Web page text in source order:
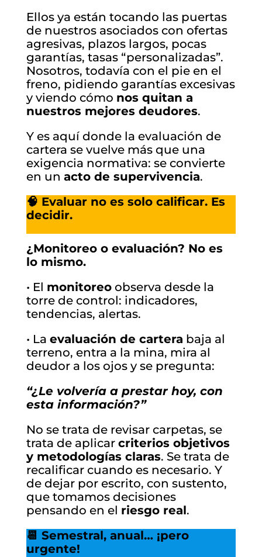
Ellos ya están tocando las puertas
de nuestros asociados con ofertas
agresivas, plazos largos, pocas
garantías, tasas “personalizadas”.
Nosotros, todavía con el pie en el
freno, pidiendo garantías excesivas
y viendo cómo nos quitan a
nuestros mejores deudores.
Y es aquí donde la evaluación de
cartera se vuelve más que una
exigencia normativa: se convierte
en un acto de supervivencia.
🧠 Evaluar no es solo calificar. Es
decidir.
¿Monitoreo o evaluación? No es
lo mismo.
• El monitoreoobserva desde la
torre de control: indicadores,
tendencias, alertas.
• La evaluación de cartera baja al
terreno, entra a la mina, mira al
deudor a los ojos y se pregunta:
“¿Le volvería a prestar hoy, con
esta información?”
No se trata de revisar carpetas, se
trata de aplicar criterios objetivos
y metodologías claras. Se trata de
recalificar cuando es necesario. Y
de dejar por escrito, con sustento,
que tomamos decisiones
pensando en el riesgo real.
📆 Semestral, anual… ¡pero
urgente!